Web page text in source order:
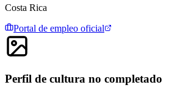
Costa Rica
Portal de empleo oficial
Perfil de cultura no completado